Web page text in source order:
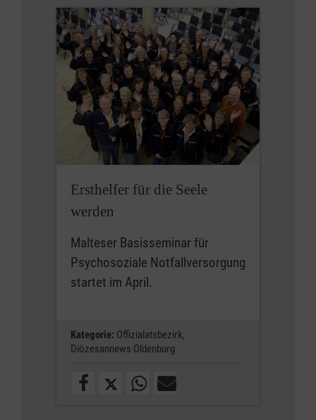
Ersthelfer für die Seele
werden
Malteser Basisseminar für
Psychosoziale Notfallversorgung
startet im April.
Kategorie: Offizialatsbezirk,
Diözesannews Oldenburg